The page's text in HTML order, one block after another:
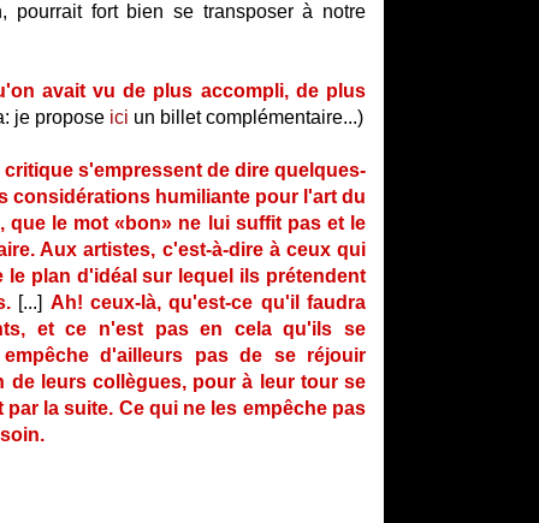
pourrait fort bien se transposer à notre
avait vu de plus accompli, de plus
je propose ici un billet complémentaire...)
s'empressent de dire quelques-
considérations humiliante pour l'art du
que le mot «bon» ne lui suffit pas et le
Aux artistes, c'est-à-dire à ceux qui
plan d'idéal sur lequel ils prétendent
[...] Ah! ceux-là, qu'est-ce qu'il faudra
et ce n'est pas en cela qu'ils se
d'ailleurs pas de se réjouir
de leurs collègues, pour à leur tour se
la suite. Ce qui ne les empêche pas